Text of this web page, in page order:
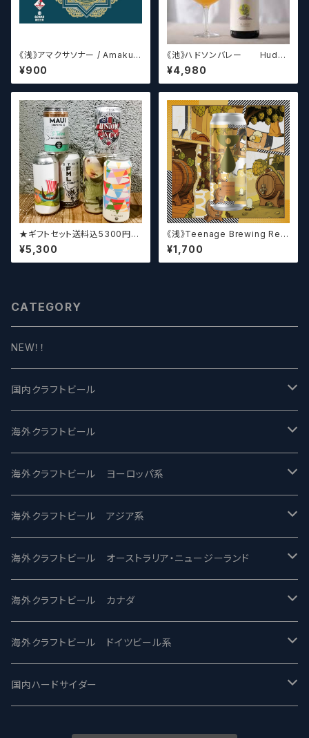
《浅》アマクサソナー / Amakus
a sonar MAGIC CIRCLE 【ク
ラフトビールシザーズ】
¥900
《池》ハドソンバレー Hudso
n Valley Blossom
¥4,980
★ギフトセット送料込5300円★
（お好みに合わせて4～5本チョ
イスさせていただきます）【クラフ
トビール】
¥5,300
《浅》Teenage Brewing Res
urrection // レザレクション【ク
ラフトビール】
¥1,700
CATEGORY
NEW！！
国内クラフトビール
UCHU BREWING -うちゅうブルーイング
バテレ -VERTERE
2nd Story Ale Works -セカンドストーリー
ビアへるん - Beer Hearn
忽布古丹醸造 - HOP KOTAN
ワイマーケットブルーイング Y.Market Brewing
志賀高原ビール - SIGAKOGEN
海外クラフトビール
Modern Times モダンタイムズ
Maui マウイ
Toppling Goliath トップリンゴライアス
Fair State フェアステイト
Lagunitas ラグニタス
FirestoneWalker ファイアストーン
海外クラフトビール ヨーロッパ系
UnBarred -アンバード
SAIREN /サイレン
ワイルドチャイルド - Wilde Child
BrewDog Brewery - ブリュードッグ
The Flying Inn / ザ フライイング イン
海外クラフトビール アジア系
gweilo-鬼佬 グウァイロ
Heart Of Darkness - ハートオブダークネス
Carbon brews -カーボン
TAIHU - タイフー
海外クラフトビール オーストラリア・ニュージーランド
ROCKY RIDGE - ロッキーリッジ
BODRIGGY BREWING ボッドリッジー
CO-CONSPIRATORS コ・コンスピレーターズ
海外クラフトビール カナダ
Jackie O's ジャッキーオーズ
Westbrook ウェストブルック
海外クラフトビール ドイツビール系
Karmeliten カーメリテン
国内ハードサイダー